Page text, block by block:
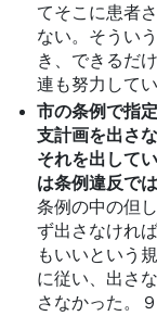
てそこに患者
ない。そうい
き、できるだ
連も努力して
市の条例で指
支計画を出さ
それを出して
は条例違反では
条例の中の但
ず出さなけれ
もいいという
に従い、出さ
さなかった。